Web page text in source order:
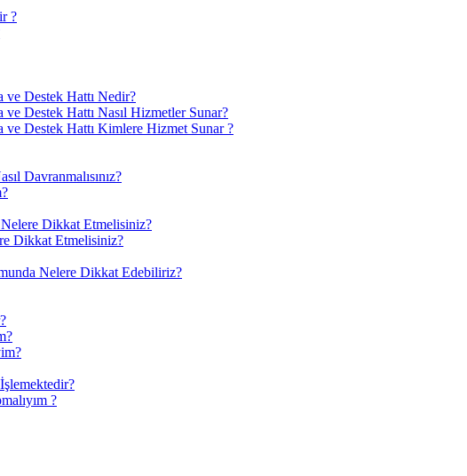
?
Destek Hattı Nedir?
Destek Hattı Nasıl Hizmetler Sunar?
Destek Hattı Kimlere Hizmet Sunar ?
Davranmalısınız?
Dikkat Etmelisiniz?
Dikkat Etmelisiniz?
Nelere Dikkat Edebiliriz?
?